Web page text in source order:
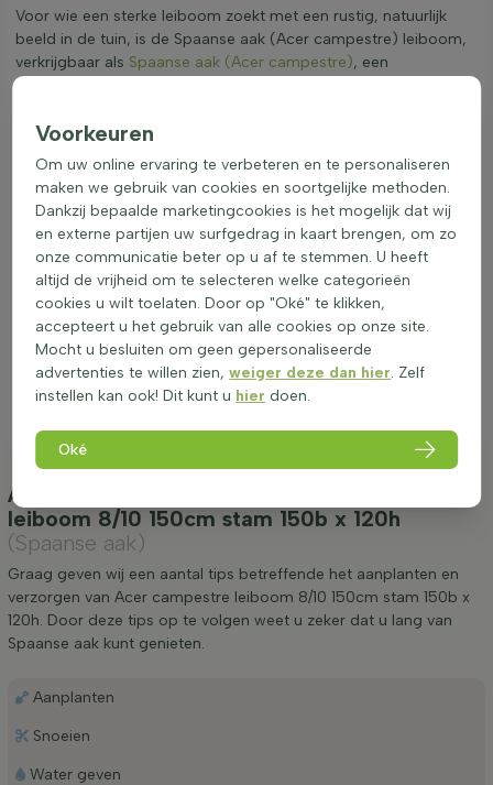
Voor wie een sterke leiboom zoekt met een rustig, natuurlijk
beeld in de tuin, is de Spaanse aak (Acer campestre) leiboom,
verkrijgbaar als Spaanse aak (Acer campestre), een
doordachte keuze.
Aanplanten & verzorging Acer campestre
leiboom 8/10 150cm stam 150b x 120h
(Spaanse aak)
Graag geven wij een aantal tips betreffende het aanplanten en
verzorgen van Acer campestre leiboom 8/10 150cm stam 150b x
120h. Door deze tips op te volgen weet u zeker dat u lang van
Spaanse aak kunt genieten.
Aanplanten
Snoeien
Water geven
Voorkeuren
Om uw online ervaring te verbeteren en te personaliseren
maken we gebruik van cookies en soortgelijke methoden.
Dankzij bepaalde marketingcookies is het mogelijk dat wij
en externe partijen uw surfgedrag in kaart brengen, om zo
onze communicatie beter op u af te stemmen. U heeft
altijd de vrijheid om te selecteren welke categorieën
cookies u wilt toelaten. Door op "Oké" te klikken,
accepteert u het gebruik van alle cookies op onze site.
Mocht u besluiten om geen gepersonaliseerde
advertenties te willen zien,weiger deze dan hier. Zelf
instellen kan ook! Dit kunt u hier doen.
Oké